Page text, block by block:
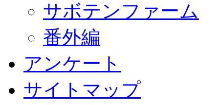
サボテンファーム
番外編
アンケート
サイトマップ